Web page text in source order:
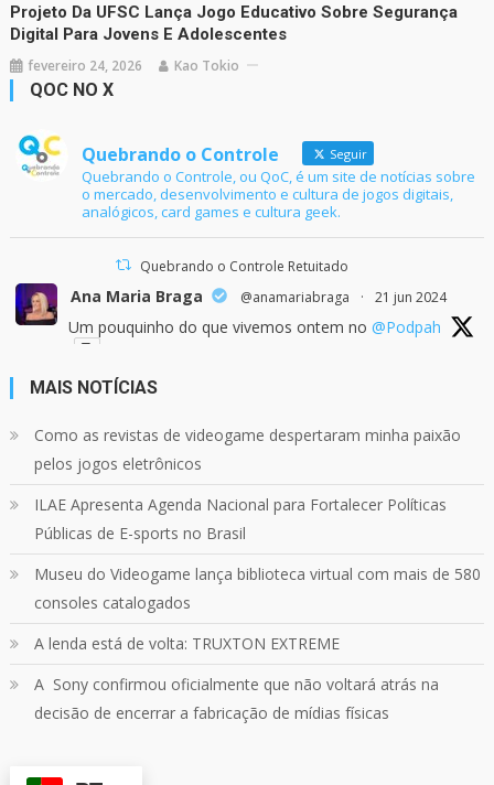
Projeto Da UFSC Lança Jogo Educativo Sobre Segurança
Digital Para Jovens E Adolescentes
fevereiro 24, 2026 Kao Tokio
QOC NO X
Quebrando o Controle Seguir
Quebrando o Controle, ou QoC, é um site de notícias sobre
o mercado, desenvolvimento e cultura de jogos digitais,
analógicos, card games e cultura geek.
Quebrando o Controle Retuitado
Ana Maria Braga @anamariabraga · 21 jun 2024
Um pouquinho do que vivemos ontem no @Podpah
Quebrando o Controle
Confira em nosso site o mais recente REVIEW de
Skull & Bones.
Mais em:
https://buff.ly/3yPhDN2
Carregar mais
MAIS NOTÍCIAS
Como as revistas de videogame despertaram minha paixão
pelos jogos eletrônicos
ILAE Apresenta Agenda Nacional para Fortalecer Políticas
Públicas de E-sports no Brasil
Museu do Videogame lança biblioteca virtual com mais de 580
consoles catalogados
A lenda está de volta: TRUXTON EXTREME
A Sony confirmou oficialmente que não voltará atrás na
decisão de encerrar a fabricação de mídias físicas